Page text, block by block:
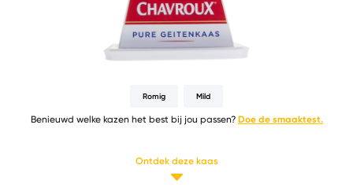
Romig Mild
Benieuwd welke kazen het best bij jou passen? Doe de smaaktest.
Ontdek deze kaas